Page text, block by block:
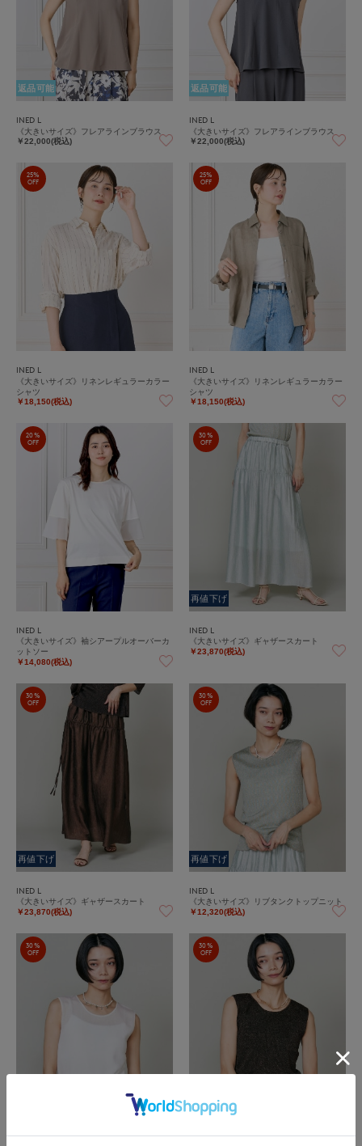
返品可能
INED L
《大きいサイズ》フレアラインブラウス
￥22,000(税込)
返品可能
INED L
《大きいサイズ》フレアラインブラウス
￥22,000(税込)
25%
OFF
INED L
《大きいサイズ》リネンレギュラーカラー
シャツ
￥18,150(税込)
25%
OFF
INED L
《大きいサイズ》リネンレギュラーカラー
シャツ
￥18,150(税込)
20%
OFF
INED L
《大きいサイズ》袖シアープルオーバーカ
ットソー
￥14,080(税込)
30%
OFF
再値下げ
INED L
《大きいサイズ》ギャザースカート
￥23,870(税込)
30%
OFF
再値下げ
INED L
《大きいサイズ》ギャザースカート
￥23,870(税込)
30%
OFF
再値下げ
INED L
《大きいサイズ》リブタンクトップニット
￥12,320(税込)
30%
OFF
INED L
30%
OFF
再値下げ
INED L